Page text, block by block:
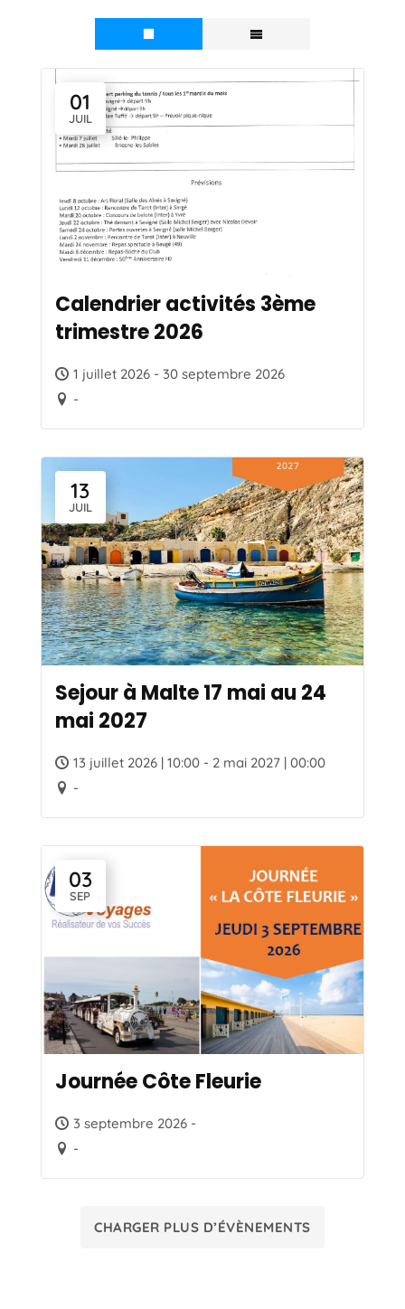
01
JUIL
Calendrier activités 3ème
trimestre 2026
1 juillet 2026 - 30 septembre 2026
-
13
JUIL
Sejour à Malte 17 mai au 24
mai 2027
13 juillet 2026 | 10:00 - 2 mai 2027 | 00:00
-
03
SEP
Journée Côte Fleurie
3 septembre 2026 -
-
CHARGER PLUS D’ÉVÈNEMENTS